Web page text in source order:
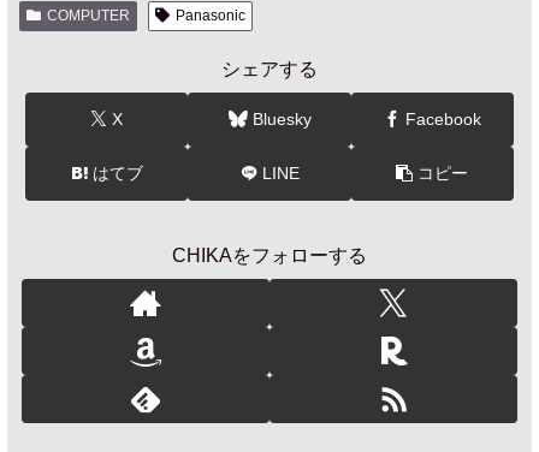
COMPUTER Panasonic
シェアする
X Bluesky Facebook
はてブ LINE コピー
CHIKAをフォローする